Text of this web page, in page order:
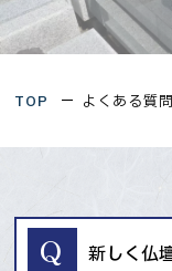
墓石シミュレーシ
TOP よくある質問
新しく仏